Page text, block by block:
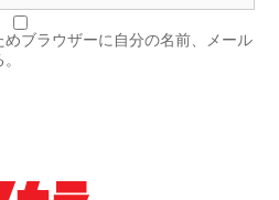
ブラウザーに自分の名前、メール